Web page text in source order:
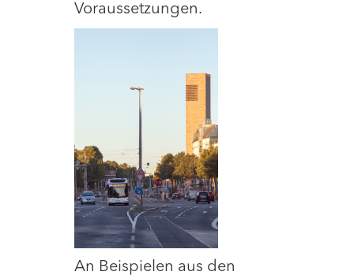
Voraussetzungen.
An Beispielen aus den